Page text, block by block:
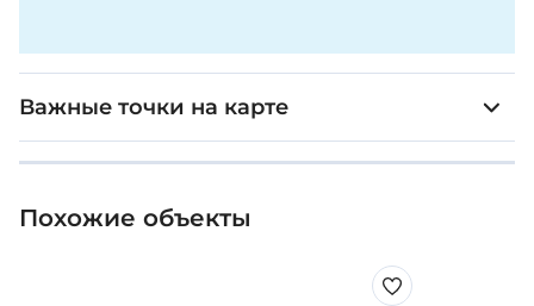
Важные точки на карте
Похожие объекты